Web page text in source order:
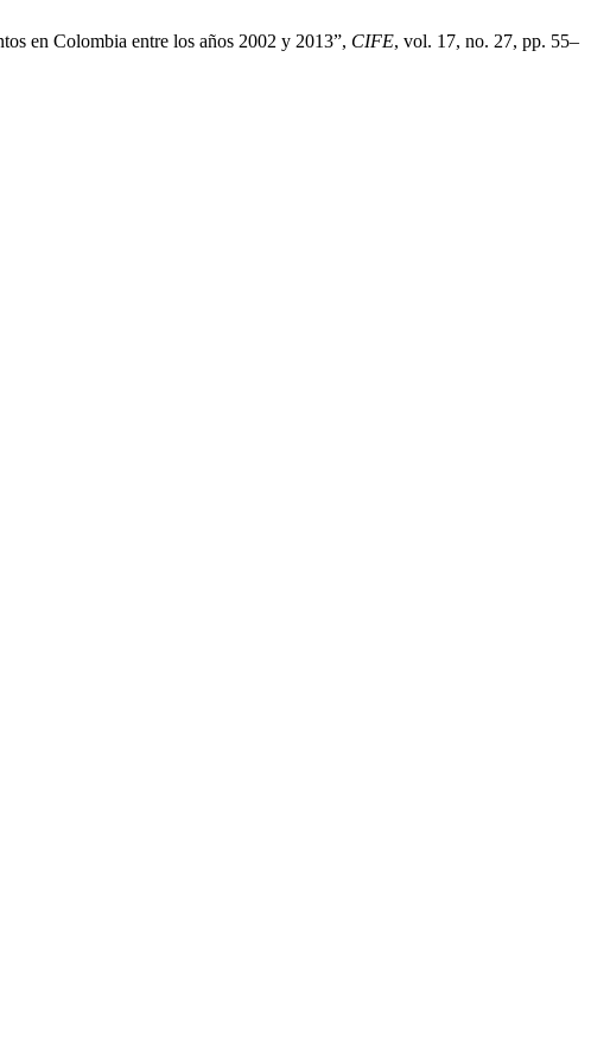
en Colombia entre los años 2002 y 2013”, CIFE, vol. 17, no. 27, pp. 55–